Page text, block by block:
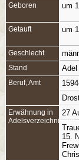
Geboren um
Getauft um
Geschlecht
Stand Adel
Beruf, Amt
Erwähnung in
Adelsverzeichnissen
27
15.